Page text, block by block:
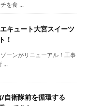
を食 ...
キュート大宮スイーツ
！
ーンがリニューアル！工事
...
自衛隊前を循環する